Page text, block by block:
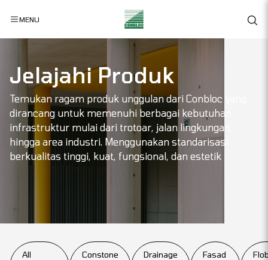
MENU
Jelajahi Produk
Temukan ragam produk unggulan dari Conbloc yang
dirancang untuk memenuhi berbagai kebutuhan
infrastruktur mulai dari trotoar, jalan lingkungan,
hingga area industri. Menggunakan standarisasi
berkualitas tinggi, kuat, fungsional, dan estetik
All
Constone Drainage
Fasad